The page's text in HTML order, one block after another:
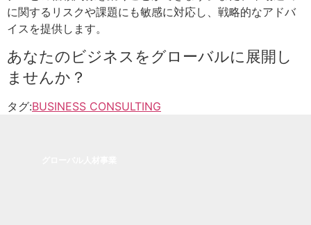
に関するリスクや課題にも敏感に対応し、戦略的なアドバ
イスを提供します。
あなたのビジネスをグローバルに展開し
ませんか？
タグ:BUSINESS CONSULTING